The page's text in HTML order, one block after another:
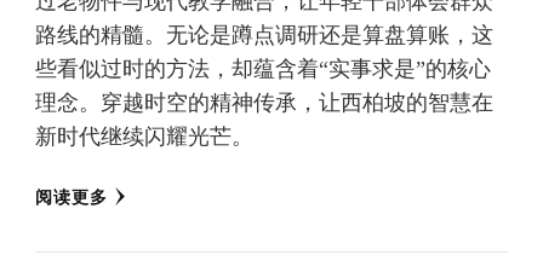
路线的精髓。无论是蹲点调研还是算盘算账，这
些看似过时的方法，却蕴含着“实事求是”的核心
理念。穿越时空的精神传承，让西柏坡的智慧在
新时代继续闪耀光芒。
阅读更多